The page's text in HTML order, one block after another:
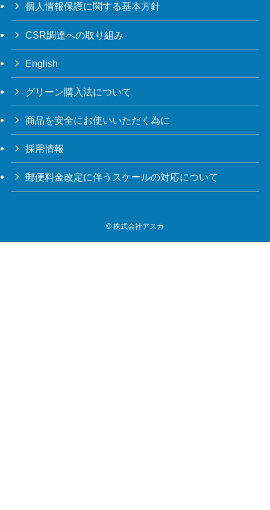
個人情報保護に関する基本方針
CSR調達への取り組み
English
グリーン購入法について
商品を安全にお使いいただく為に
採用情報
郵便料金改定に伴うスケールの対応について
© 株式会社アスカ